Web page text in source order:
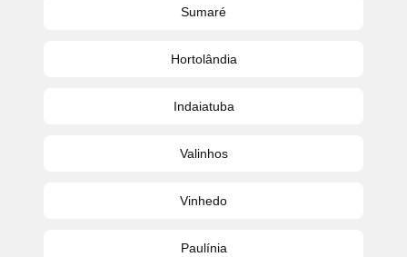
Sumaré
Hortolândia
Indaiatuba
Valinhos
Vinhedo
Paulínia